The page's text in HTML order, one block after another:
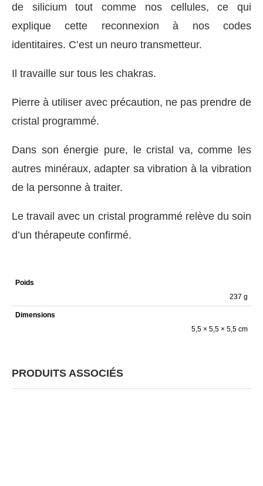
de silicium tout comme nos cellules, ce qui
explique cette reconnexion à nos codes
identitaires. C’est un neuro transmetteur.
Il travaille sur tous les chakras.
Pierre à utiliser avec précaution, ne pas prendre de
cristal programmé.
Dans son énergie pure, le cristal va, comme les
autres minéraux, adapter sa vibration à la vibration
de la personne à traiter.
Le travail avec un cristal programmé relève du soin
d’un thérapeute confirmé.
Poids
237 g
Dimensions
5,5 × 5,5 × 5,5 cm
PRODUITS ASSOCIÉS